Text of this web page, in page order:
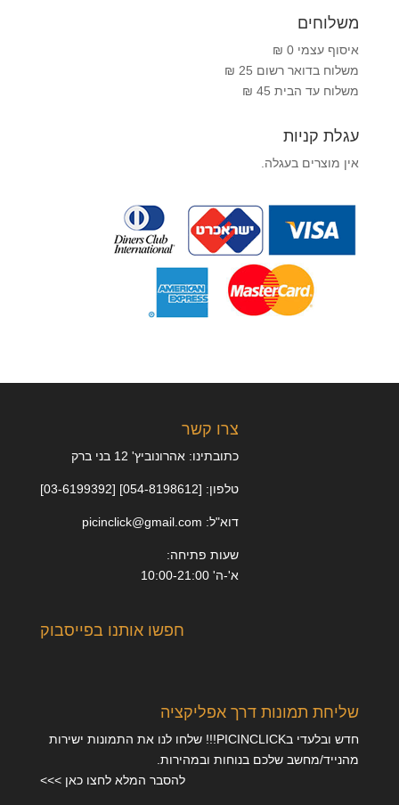
משלוחים
איסוף עצמי 0 ₪
משלוח בדואר רשום 25 ₪
משלוח עד הבית 45 ₪
עגלת קניות
אין מוצרים בעגלה.
צרו קשר
כתובתינו: אהרונוביץ' 12 בני ברק
טלפון: [054-8198612] [03-6199392]
דוא"ל: picinclick@gmail.com
שעות פתיחה:
א'-ה' 10:00-21:00
חפשו אותנו בפייסבוק
שליחת תמונות דרך אפליקציה
חדש ובלעדי בPICINCLICK!!! שלחו לנו את התמונות ישירות
מהנייד/מחשב שלכם בנוחות ובמהירות.
להסבר המלא לחצו כאן >>>